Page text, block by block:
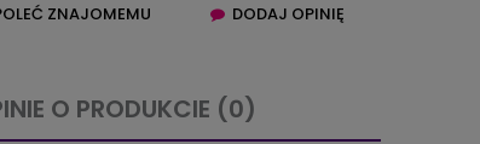
ZNAJOMEMU DODAJ OPINIĘ
O PRODUKCIE (0)